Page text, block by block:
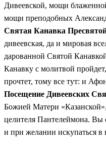
Дивеевской, мощи
мощи преподобных
Святая Канавка
дивеевская, да и мировая
дарованной Святой
Канавку с молитвой
прочтет, тому все тут: и
Посещение Дивеевских
Божией Матери
целителя Пантелеймона. Вы
и при желании искупаться в